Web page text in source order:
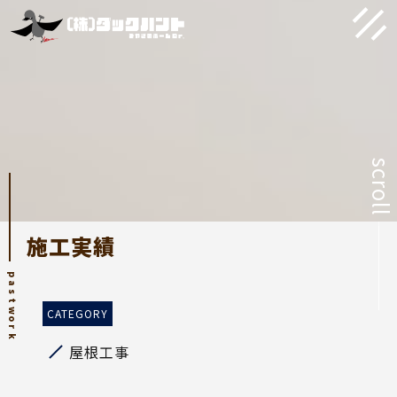
scroll
施工実績
p
a
s
t
w
o
r
k 屋根工事